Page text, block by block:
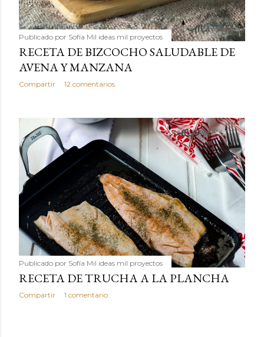
Publicado por Sofía Mil ideas mil proyectos
RECETA DE BIZCOCHO SALUDABLE DE
AVENA Y MANZANA
Compartir 12 comentarios
Publicado por Sofía Mil ideas mil proyectos
RECETA DE TRUCHA A LA PLANCHA
Compartir 1 comentario